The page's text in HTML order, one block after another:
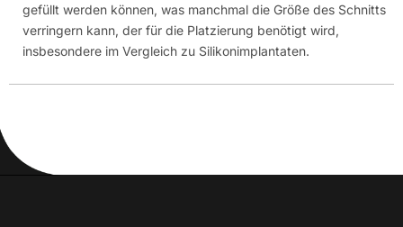
gefüllt werden können, was manchmal die Größe des Schnitts
verringern kann, der für die Platzierung benötigt wird,
insbesondere im Vergleich zu Silikonimplantaten.